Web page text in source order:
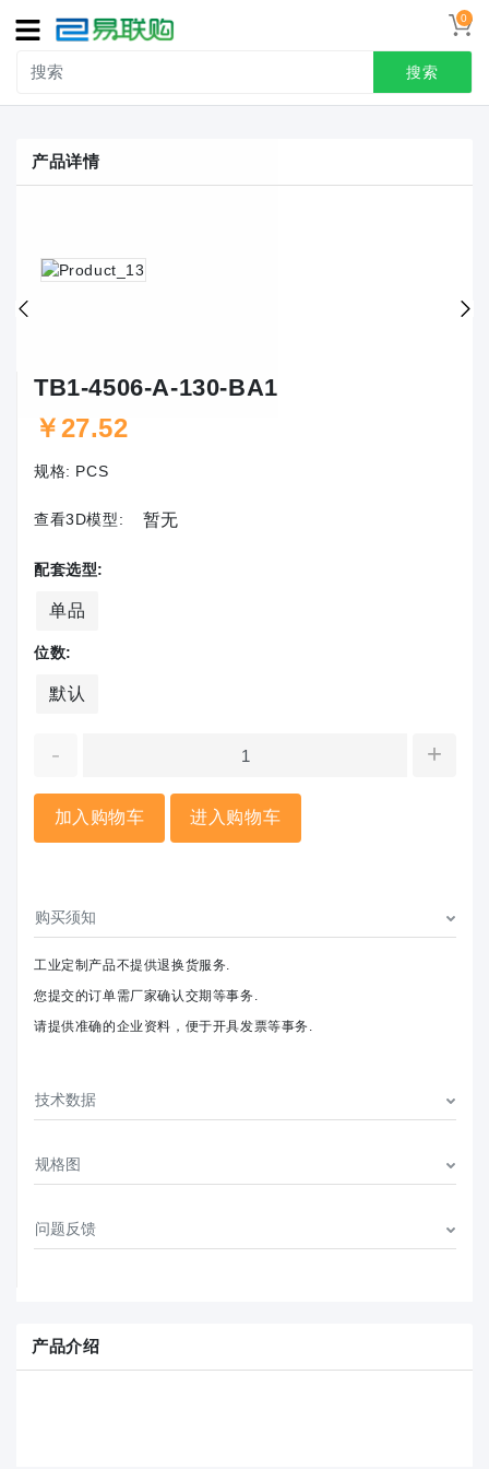
0
搜索
导
航
接线端子
联系我们
产品详情
TB1-4506-A-130-BA1
￥27.52
规格: PCS
查看3D模型: 暂无
配套选型:
单品
位数:
默认
- +
加入购物车 进入购物车
购买须知
工业定制产品不提供退换货服务.
您提交的订单需厂家确认交期等事务.
请提供准确的企业资料，便于开具发票等事务.
技术数据
规格图
问题反馈
产品介绍